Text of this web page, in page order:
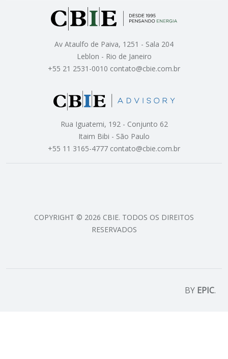
Av Ataulfo de Paiva, 1251 - Sala 204
Leblon - Rio de Janeiro
+55 21 2531-0010 contato@cbie.com.br
Rua Iguatemi, 192 - Conjunto 62
Itaim Bibi - São Paulo
+55 11 3165-4777 contato@cbie.com.br
COPYRIGHT © 2026 CBIE. TODOS OS DIREITOS
RESERVADOS
BY EPIC.